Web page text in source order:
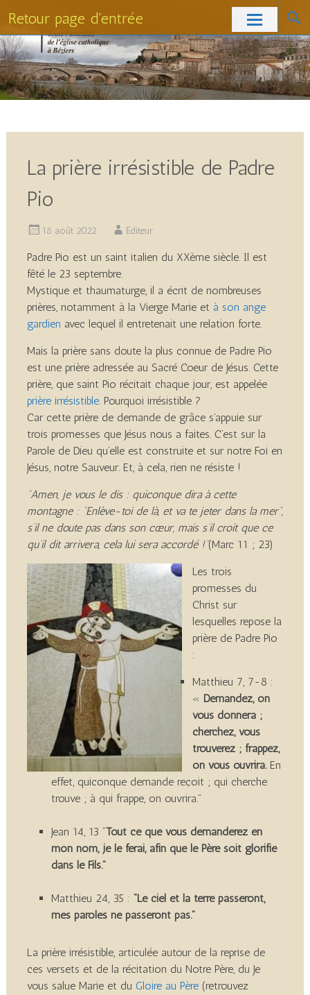
Retour page d'entrée
Skip
to
content
La prière irrésistible de Padre
Pio
18 août 2022 Editeur
Padre Pio est un saint italien du XXème siècle. Il est
fêté le 23 septembre.
Mystique et thaumaturge, il a écrit de nombreuses
prières, notamment à la Vierge Marie et à son ange
gardien avec lequel il entretenait une relation forte.
Mais la prière sans doute la plus connue de Padre Pio
est une prière adressée au Sacré Coeur de Jésus. Cette
prière, que saint Pio récitait chaque jour, est appelée
prière irrésistible. Pourquoi irrésistible ?
Car cette prière de demande de grâce s’appuie sur
trois promesses que Jésus nous a faites. C’est sur la
Parole de Dieu qu’elle est construite et sur notre Foi en
Jésus, notre Sauveur. Et, à cela, rien ne résiste !
“Amen, je vous le dis : quiconque dira à cette
montagne : “Enlève-toi de là, et va te jeter dans la mer”,
s’il ne doute pas dans son cœur, mais s’il croit que ce
qu’il dit arrivera, cela lui sera accordé !”(Marc 11 ; 23)
Les trois
promesses du
Christ sur
lesquelles repose la
prière de Padre Pio
:
Matthieu 7, 7-8 :
« Demandez, on
vous donnera ;
cherchez, vous
trouverez ; frappez,
on vous ouvrira.En
effet, quiconque demande reçoit ; qui cherche
trouve ; à qui frappe, on ouvrira.”
Jean 14, 13 “Tout ce que vous demanderez en
mon nom, je le ferai, afin que le Père soit glorifié
dans le Fils.”
Matthieu 24, 35 : “Le ciel et la terre passeront,
mes paroles ne passeront pas.”
La prière irrésistible, articulée autour de la reprise de
ces versets et de la récitation du Notre Père, du Je
vous salue Marie et du Gloire au Père(retrouvez